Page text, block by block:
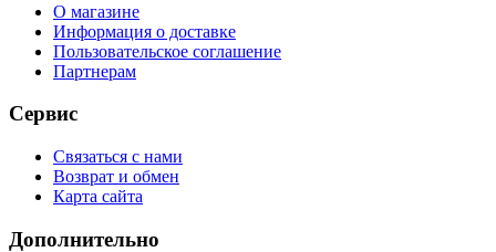
О магазине
Информация о доставке
Пользовательское соглашение
Партнерам
Сервис
Связаться с нами
Возврат и обмен
Карта сайта
Дополнительно